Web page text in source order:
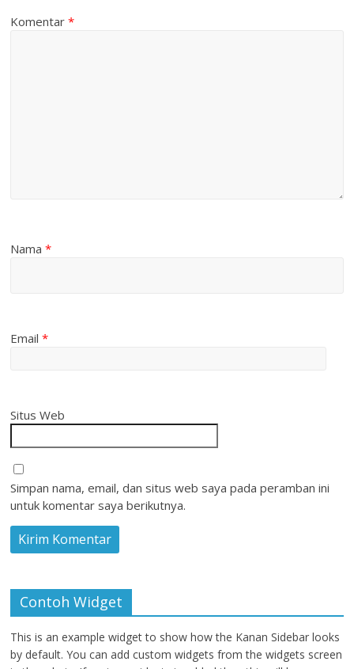
Komentar*
Nama*
Email*
Situs Web
Simpan nama, email, dan situs web saya pada peramban ini
untuk komentar saya berikutnya.
Contoh Widget
This is an example widget to show how the Kanan Sidebar looks
by default. You can add custom widgets from the widgets screen